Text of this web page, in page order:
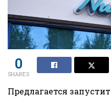
0
SHARES
Предлагается